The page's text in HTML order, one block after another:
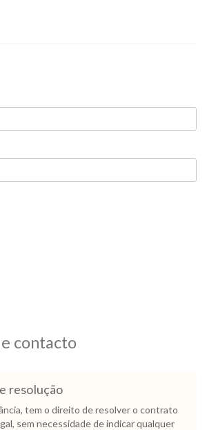
contacto
resolução
tem o direito de resolver o contrato
sem necessidade de indicar qualquer